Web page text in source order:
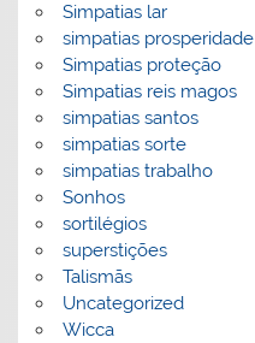
Simpatias lar
simpatias prosperidade
Simpatias proteção
Simpatias reis magos
simpatias santos
simpatias sorte
simpatias trabalho
Sonhos
sortilégios
superstições
Talismãs
Uncategorized
Wicca